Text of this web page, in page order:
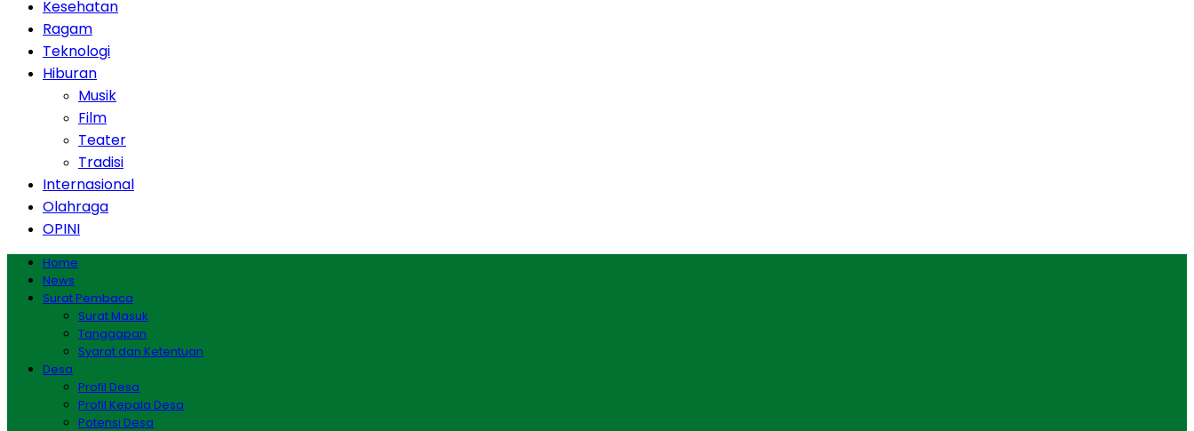
Kesehatan
Ragam
Teknologi
Hiburan
Musik
Film
Teater
Tradisi
Internasional
Olahraga
OPINI
Home
News
Surat Pembaca
Surat Masuk
Tanggapan
Syarat dan Ketentuan
Desa
Profil Desa
Profil Kepala Desa
Potensi Desa